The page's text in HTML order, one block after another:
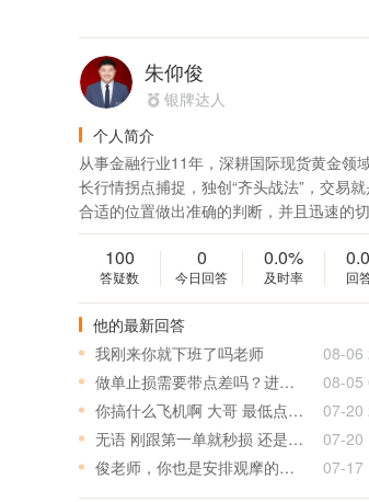
朱仰俊
银牌达人
个人简介
从事金融行业11年，深耕国际现货黄金领
长行情拐点捕捉，独创“齐头战法”，交易
合适的位置做出准确的判断，并且迅速的切
100
答疑数
0
今日回答
0.0%
及时率 回
他的最新回答
我刚来你就下班了吗老师
08-06
做单止损需要带点差吗？进场误差多少可以进？
08-05
你搞什么飞机啊 大哥 最低点做空 最高点做多 害死我了 这损是小损？足足三十美金啊 大哥
07-20
无语 刚跟第一单就秒损 还是最低到最高损 才刚刚入场 😮‍💨
07-20
俊老师，你也是安排观摩的吗？有天大亏实盘盈亏如何
07-17